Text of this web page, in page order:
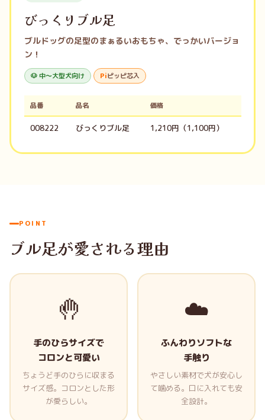
びっくりブル足
ブルドッグの足型のまぁるいおもちゃ、でっかいバージョ
ン！
🐶 中〜大型犬向け Piピッピ芯入
品番 品名 価格
008222 びっくりブル足 1,210円（1,100円）
POINT
ブル足が愛される理由
🤚
手のひらサイズで
コロンと可愛い
ちょうど手のひらに収まる
サイズ感。コロンとした形
が愛らしい。
☁️
ふんわりソフトな
手触り
やさしい素材で犬が安心し
て噛める。口に入れても安
全設計。